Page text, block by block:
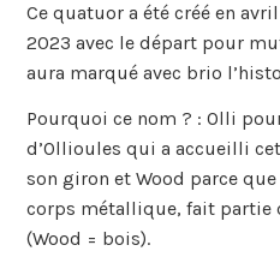
Ce quatuor a été créé en
2023 avec le départ pour
aura marqué avec brio
Pourquoi ce nom ? : Olli
d’Ollioules qui a accueilli
son giron et Wood parce
corps métallique, fait partie
(Wood = bois).